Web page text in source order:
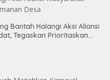
Bantah Halangi Aksi Aliansi
Tegaskan Prioritaskan